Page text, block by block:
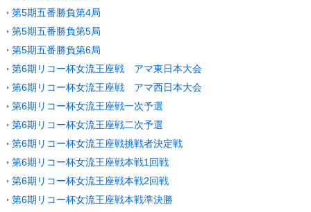
第5期五番勝負第4局
第5期五番勝負第5局
第5期五番勝負第6局
第6期リコー杯女流王座戦 アマ東日本大会
第6期リコー杯女流王座戦 アマ西日本大会
第6期リコー杯女流王座戦一次予選
第6期リコー杯女流王座戦二次予選
第6期リコー杯女流王座戦挑戦者決定戦
第6期リコー杯女流王座戦本戦1回戦
第6期リコー杯女流王座戦本戦2回戦
第6期リコー杯女流王座戦本戦準決勝